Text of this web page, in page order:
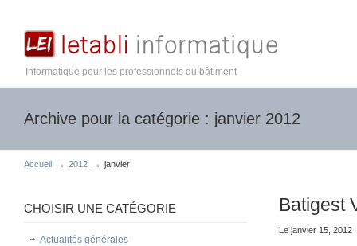
Informatique pour les professionnels du bâtiment
Archive pour la catégorie : janvier 2012
Accueil → 2012 → janvier
Batigest
Le janvier 15, 2012
CHOISIR UNE CATÉGORIE
Actualités générales